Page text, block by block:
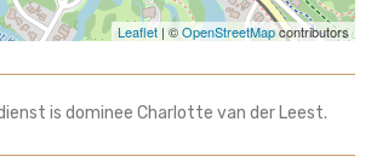
Leaflet| ©OpenStreetMapcontributors
is dominee Charlotte van der Leest.